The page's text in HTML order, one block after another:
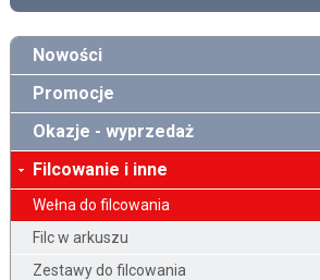
Nowości
Promocje
Okazje - wyprzedaż
Filcowanie i inne
Wełna do filcowania
Filc w arkuszu
Zestawy do filcowania